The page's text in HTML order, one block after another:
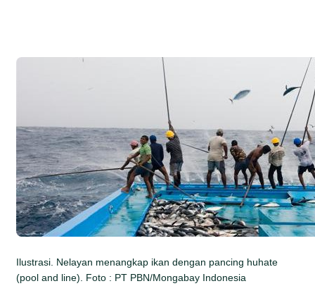
Ilustrasi. Nelayan menangkap ikan dengan pancing huhate
(pool and line). Foto : PT PBN/Mongabay Indonesia